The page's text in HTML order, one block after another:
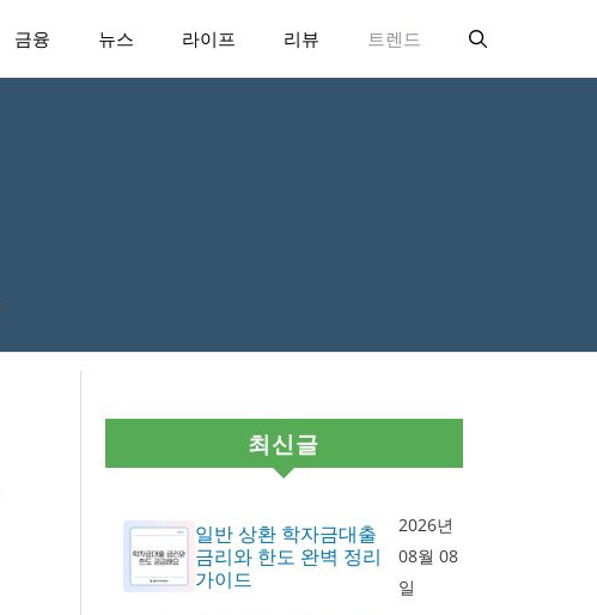
금융 뉴스 라이프 리뷰 트렌드
최신글
일반 상환 학자금대출
금리와 한도 완벽 정리
가이드
2026년
08월 08
일